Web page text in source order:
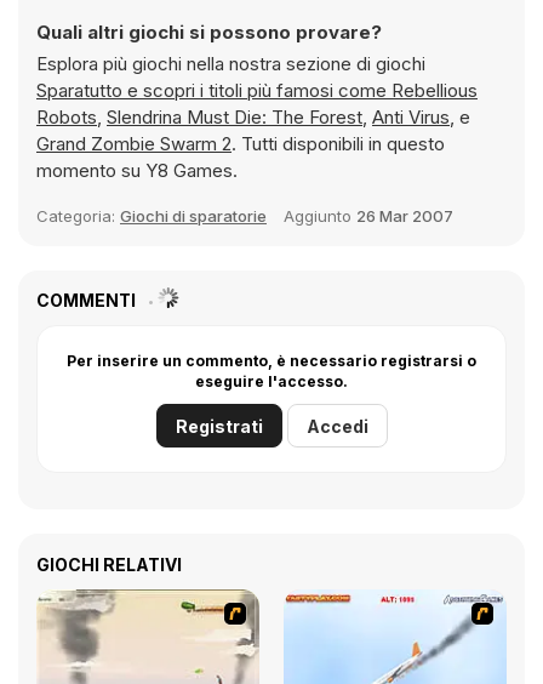
Quali altri giochi si possono provare?
Esplora più giochi nella nostra sezione di giochi
Sparatutto e scopri i titoli più famosi come Rebellious
Robots, Slendrina Must Die: The Forest, Anti Virus, e
Grand Zombie Swarm 2. Tutti disponibili in questo
momento su Y8 Games.
Categoria: Giochi di sparatorie Aggiunto 26 Mar 2007
COMMENTI
Per inserire un commento, è necessario registrarsi o
eseguire l'accesso.
Registrati Accedi
GIOCHI RELATIVI